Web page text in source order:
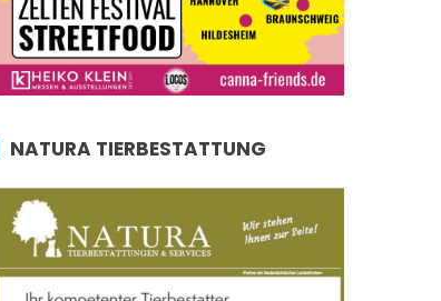
NATURA TIERBESTATTUNG